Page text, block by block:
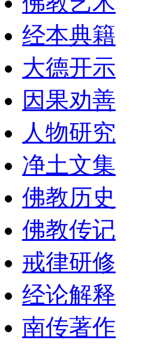
经本典籍
大德开示
因果劝善
人物研究
净土文集
佛教历史
佛教传记
戒律研修
经论解释
南传著作